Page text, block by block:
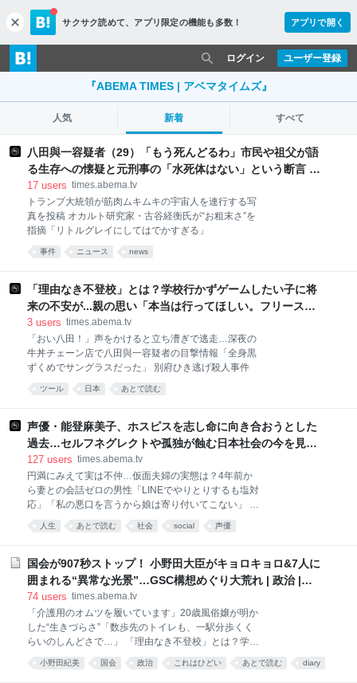
c
l
o
s
サクサク読めて、 アプリ限定の機能も多数！ アプリで開く
ユーザー登録
ログイン
『ABEMA TIMES | アベマタイムズ』
人気 新着 すべて
八田與一容疑者（29）「もう死んどるわ」市民や祖父が語
る生存への懐疑と元刑事の「水死体はない」という断言 西
成・歌舞伎町・離島への追跡…独自取材の記録 別府ひき逃
げ殺人事件 | 国内 | ABEMA TIMES | アベマタイムズ
17 users times.abema.tv
トランプ大統領が筋肉ムキムキの宇宙人を連行する写
真を投稿 オカルト研究家・古谷経衡氏が“お粗末さ”を
指摘「リトルグレイにしてはでかすぎる」
事件 ニュース news
「理由なき不登校」とは？学校行かずゲームしたい子に将
来の不安が...親の思い「本当は行ってほしい。フリースク
ールは送り迎えが必要で、不安感も強い」 | 国内 | ABEMA
TIMES | アベマタイムズ
3 users times.abema.tv
「おい八田！」声をかけると立ち漕ぎで逃走…深夜の
牛丼チェーン店で八田與一容疑者の目撃情報「全身黒
ずくめでサングラスだった」 別府ひき逃げ殺人事件
ツール 日本 あとで読む
声優・能登麻美子、ホスピスを志し命に向き合おうとした
過去…セルフネグレクトや孤独が蝕む日本社会の今を見つ
め「違う世界の話ではなく、地続きの場所にある」 | 国内 |
ABEMA TIMES | アベマタイムズ
127 users times.abema.tv
円満にみえて実は不仲…仮面夫婦の実態は？4年前か
ら妻との会話ゼロの男性「LINEでやりとりするも塩対
応」「私の悪口を言うから娘は寄り付いてこない」 ガ
ーシー、“アイドル風ヘアの学ラン姿”の写真を公開
「学校1番の不良と仲良かった」学歴についても告白
受かった」
人生 あとで読む 社会 social 声優
国会が907秒ストップ！ 小野田大臣がキョロキョロ&7人に
囲まれる“異常な光景”…GSC構想めぐり大荒れ | 政治 |
ABEMA TIMES | アベマタイムズ
74 users times.abema.tv
「介護用のオムツを履いています」20歳風俗嬢が明か
した“生きづらさ”「数歩先のトイレも、一駅分歩くく
らいのしんどさで…」 「理由なき不登校」とは？学校
行かずゲームしたい子に将来の不安が...親の思い「本
当は行ってほしい。フリースクールは送り迎えが必要
小野田紀美 国会 政治 これはひどい あとで読む diary